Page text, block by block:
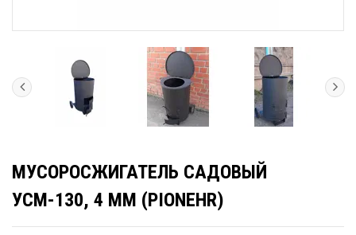
МУСОРОСЖИГАТЕЛЬ САДОВЫЙ
УСМ-130, 4 ММ (PIONEHR)